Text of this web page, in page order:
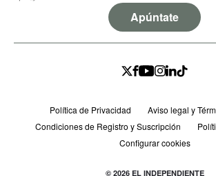
Apúntate
Política de Privacidad
Aviso legal y
Condiciones de Registro y Suscripción
Configurar cookies
© 2026 EL INDEPENDIENTE